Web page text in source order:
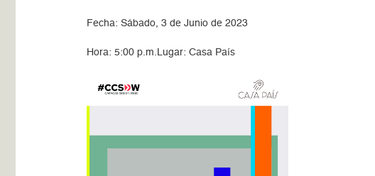
Fecha: Sábado, 3 de Junio de 2023
Hora: 5:00 p.m. Lugar: Casa País